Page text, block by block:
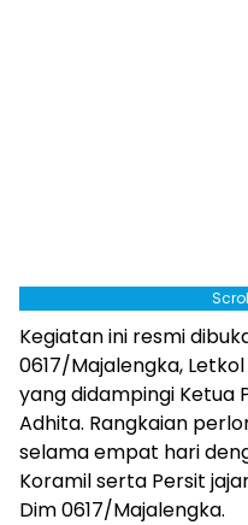
Kegiatan ini resmi
0617/Majalengka,
yang didampingi Ketua
Adhita. Rangkaian
selama empat hari
Koramil serta Persit
Dim 0617/Majalengka.